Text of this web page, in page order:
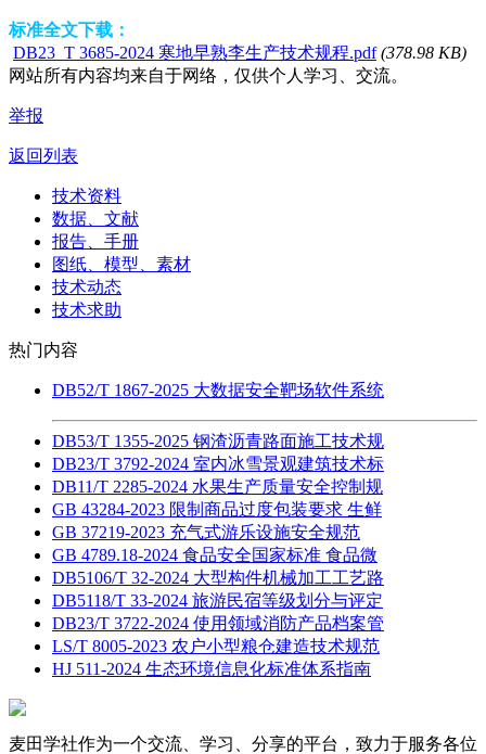
标准全文下载：
DB23_T 3685-2024 寒地早熟李生产技术规程.pdf (378.98 KB)
网站所有内容均来自于网络，仅供个人学习、交流。
举报
返回列表
技术资料
数据、文献
报告、手册
图纸、模型、素材
技术动态
技术求助
热门内容
DB52/T 1867-2025 大数据安全靶场软件系统
DB53/T 1355-2025 钢渣沥青路面施工技术规
DB23/T 3792-2024 室内冰雪景观建筑技术标
DB11/T 2285-2024 水果生产质量安全控制规
GB 43284-2023 限制商品过度包装要求 生鲜
GB 37219-2023 充气式游乐设施安全规范
GB 4789.18-2024 食品安全国家标准 食品微
DB5106/T 32-2024 大型构件机械加工工艺路
DB5118/T 33-2024 旅游民宿等级划分与评定
DB23/T 3722-2024 使用领域消防产品档案管
LS/T 8005-2023 农户小型粮仓建造技术规范
HJ 511-2024 生态环境信息化标准体系指南
麦田学社作为一个交流、学习、分享的平台，致力于服务各位